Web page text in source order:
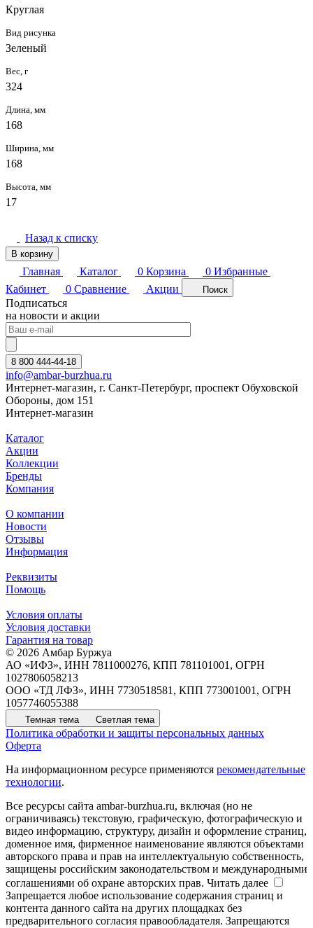
Круглая
Вид рисунка
Зеленый
Вес, г
324
Длина, мм
168
Ширина, мм
168
Высота, мм
17
Назад к списку
В корзину
Главная Каталог 0 Корзина 0 Избранные
Кабинет
0 Сравнение Акции Поиск
Подписаться
на новости и акции
8 800 444-44-18
info@ambar-burzhua.ru
Интернет-магазин, г. Санкт-Петербург, проспект Обуховской
Обороны, дом 151
Интернет-магазин
Каталог
Акции
Коллекции
Бренды
Компания
О компании
Новости
Отзывы
Информация
Реквизиты
Помощь
Условия оплаты
Условия доставки
Гарантия на товар
© 2026 Амбар Буржуа
АО «ИФЗ», ИНН 7811000276, КПП 781101001, ОГРН
1027806058213
ООО «ТД ЛФЗ», ИНН 7730518581, КПП 773001001, ОГРН
1057746055388
Темная тема Светлая тема
Политика обработки и защиты персональных данных
Оферта
На информационном ресурсе применяются рекомендательные
технологии.
Все ресурсы сайта ambar-burzhua.ru, включая (но не
ограничиваясь) текстовую, графическую, фотографическую и
видео информацию, структуру, дизайн и оформление страниц,
доменное имя, фирменное наименование являются объектами
авторского права и прав на интеллектуальную собственность,
защищены российским законодательством и международными
соглашениями об охране авторских прав. Читать далее
Запрещается любое использование содержания страниц и
контента данного сайта на других площадках без
предварительного согласия правообладателя. Запрещаются